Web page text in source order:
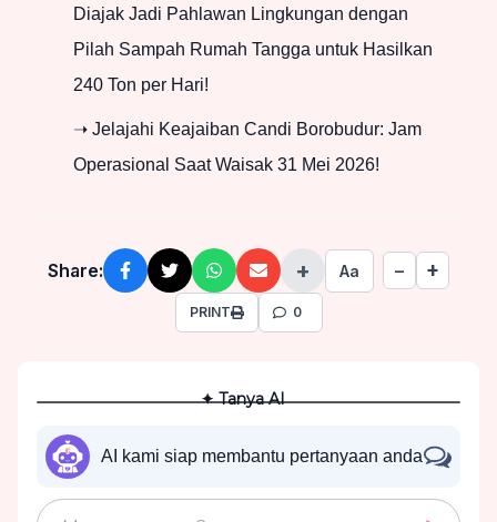
Diajak Jadi Pahlawan Lingkungan dengan
Pilah Sampah Rumah Tangga untuk Hasilkan
240 Ton per Hari!
➝ Jelajahi Keajaiban Candi Borobudur: Jam
Operasional Saat Waisak 31 Mei 2026!
Share: + Aa − +
PRINT 0
✦ Tanya AI
AI kami siap membantu pertanyaan anda